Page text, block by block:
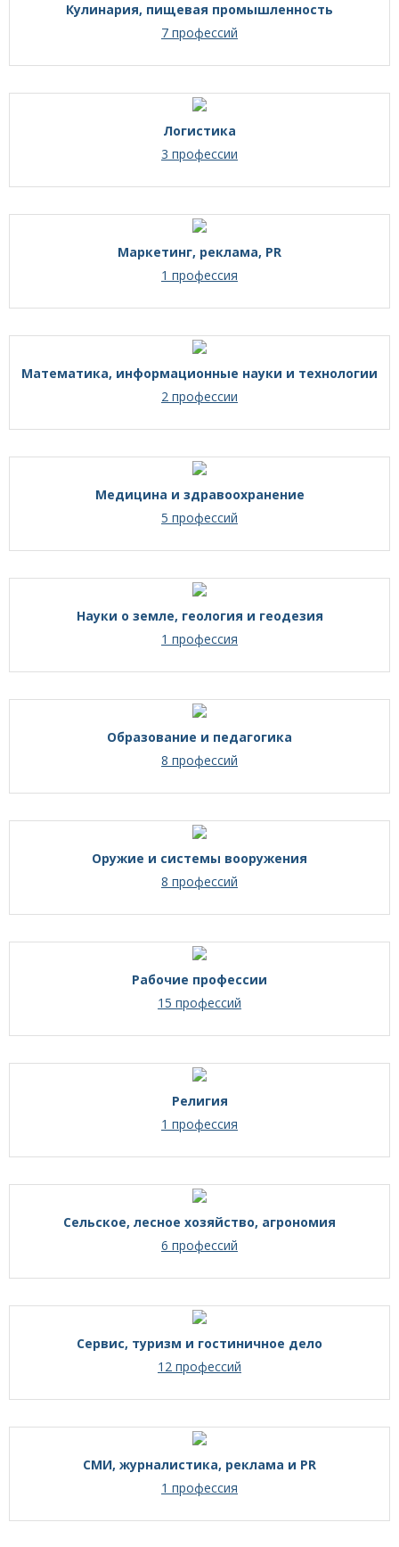
Кулинария, пищевая промышленность
7 профессий
Логистика
3 профессии
Маркетинг, реклама, PR
1 профессия
Математика, информационные науки и технологии
2 профессии
Медицина и здравоохранение
5 профессий
Науки о земле, геология и геодезия
1 профессия
Образование и педагогика
8 профессий
Оружие и системы вооружения
8 профессий
Рабочие профессии
15 профессий
Религия
1 профессия
Сельское, лесное хозяйство, агрономия
6 профессий
Сервис, туризм и гостиничное дело
12 профессий
СМИ, журналистика, реклама и PR
1 профессия